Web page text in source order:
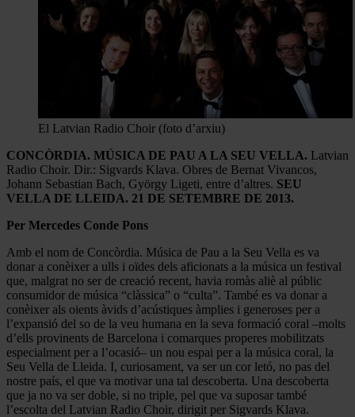
El Latvian Radio Choir (foto d’arxiu)
CONCÒRDIA. MÚSICA DE PAU A LA SEU VELLA. Latvian
Radio Choir. Dir.: Sigvards Klava. Obres de Bernat Vivancos,
Johann Sebastian Bach, György Ligeti, entre d’altres. SEU
VELLA DE LLEIDA. 21 DE SETEMBRE DE 2013.
Per Mercedes Conde Pons
Amb el nom de Concòrdia. Música de Pau a la Seu Vella es va
donar a conèixer a ulls i oïdes dels aficionats a la música un festival
que, malgrat no ser de creació recent, havia romàs aliè al públic
consumidor de música “clàssica” o “culta”. També es va donar a
conèixer als oients àvids d’acústiques àmplies i generoses per a
l’expansió del so de la veu humana en la seva formació coral –molts
d’ells provinents de Barcelona i comarques properes mobilitzats
especialment per a l’ocasió– un nou espai per a la música coral, la
Seu Vella de Lleida. I, curiosament, va ser un cor letó, no pas del
nostre país, el que va motivar una tal descoberta. Una descoberta
que ja no va ser doble, si no triple, pel que va suposar també
l’escolta del Latvian Radio Choir, dirigit per Sigvards Klava.